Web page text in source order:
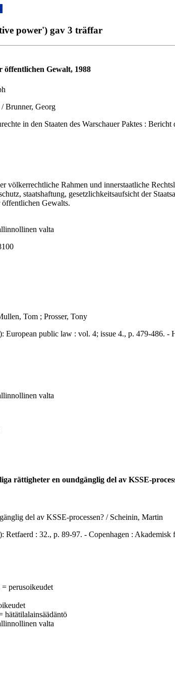
power') gav 3 träffar
öffentlichen Gewalt, 1988
Brunner, Georg
in den Staaten des Warschauer Paktes :
völkerrechtliche Rahmen und innerstaatliche
staatshaftung, gesetzlichkeitsaufsicht der
öffentlichen Gewalts.
valta
Tom ; Prosser, Tony
public law : vol. 4; issue 4., p. 479-486. -
valta
rättigheter en oundgänglig del av KSSE-
del av KSSE-processen? / Scheinin, Martin
: 32., p. 89-97. - Copenhagen : Akademisk
perusoikeudet
hätätilalainsäädäntö
valta